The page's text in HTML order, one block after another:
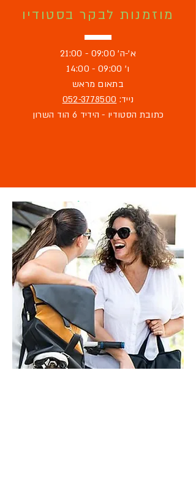
מוזמנות לבקר בסטודיו
א'-ה' 09:00 - 21:00
ו' 09:00 - 14:00
בתאום מראש
נייד: 052-3778500
כתובת הסטודיו - הידיד 6 הוד השרון
מוזמנת לבקר
בסטודיו